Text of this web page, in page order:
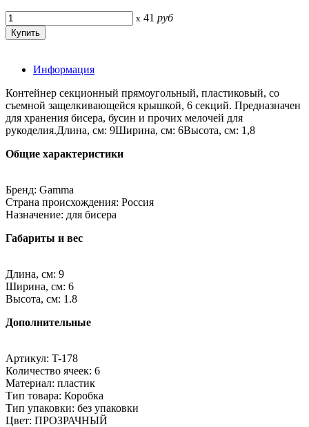
x 41 руб
Информация
Контейнер секционный прямоугольный, пластиковый, со
съемной защелкивающейся крышкой, 6 секций. Предназначен
для хранения бисера, бусин и прочих мелочей для
рукоделия.Длина, см: 9Ширина, см: 6Высота, см: 1,8
Общие характеристики
Бренд: Gamma
Страна происхождения: Россия
Назначение: для бисера
Габариты и вес
Длина, см: 9
Ширина, см: 6
Высота, см: 1.8
Дополнительные
Артикул: T-178
Количество ячеек: 6
Материал: пластик
Тип товара: Коробка
Тип упаковки: без упаковки
Цвет: ПРОЗРАЧНЫЙ